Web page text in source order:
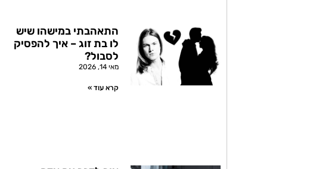
התאהבתי במישהו שיש
לו בת זוג – איך להפסיק
לסבול?
מאי 14, 2026
קרא עוד »